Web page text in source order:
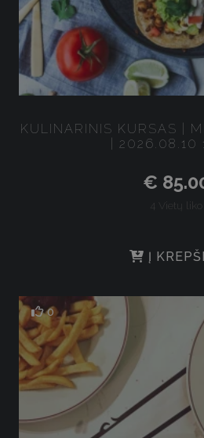
KULINARINIS KURSAS |
| 2026.08.10
€
4 Vietų liko
Į
0